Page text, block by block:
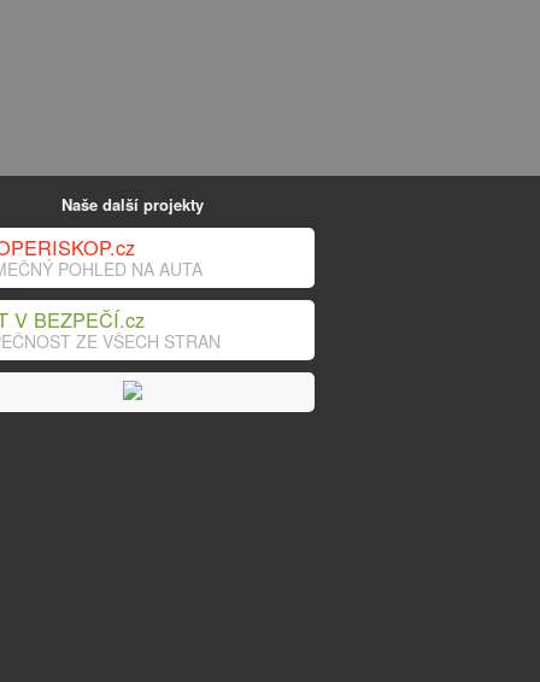
Naše další projekty
POHLED NA AUTA
V BEZPEČÍ.cz
ZE VŠECH STRAN